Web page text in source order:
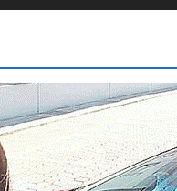
Movilidad Turismo